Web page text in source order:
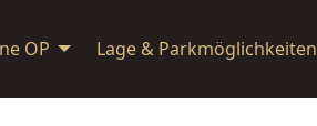
OP Lage & Parkmöglichkeiten